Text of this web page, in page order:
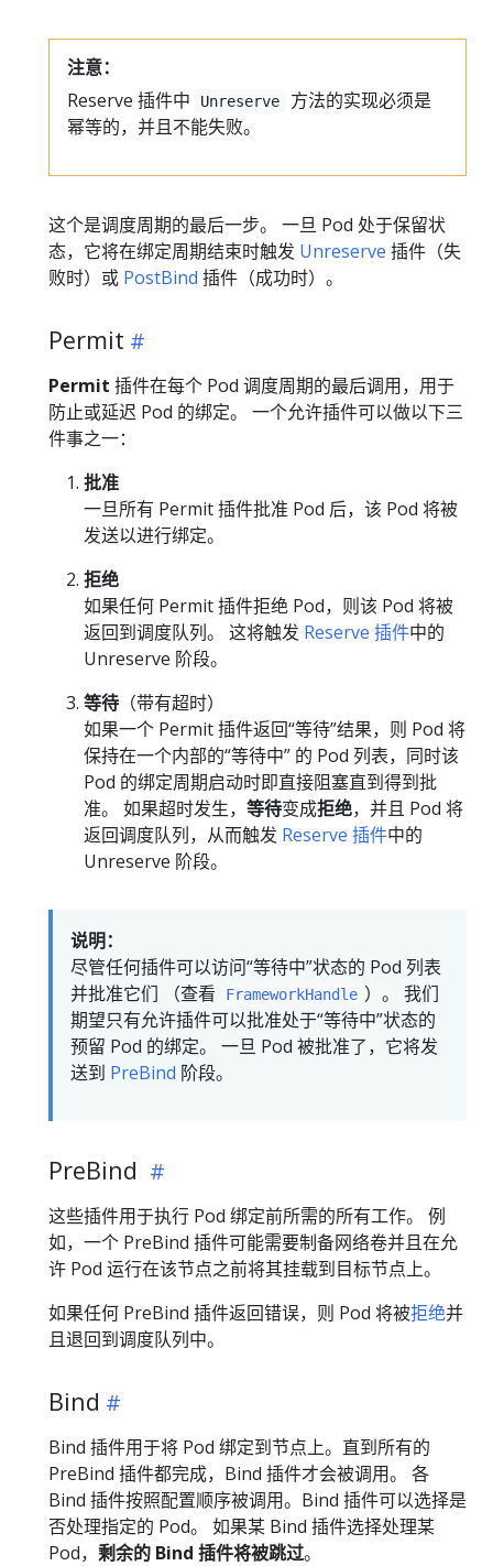
注意：
Reserve 插件中
Unreserve
方法的实现必须是
幂等的，并且不能失败。
这个是调度周期的最后一步。 一旦 Pod 处于保留状
态，它将在绑定周期结束时触发 Unreserve 插件（失
败时）或 PostBind 插件（成功时）。
Permit
Permit 插件在每个 Pod 调度周期的最后调用，用于
防止或延迟 Pod 的绑定。 一个允许插件可以做以下三
件事之一：
批准
一旦所有 Permit 插件批准 Pod 后，该 Pod 将被
发送以进行绑定。
拒绝
如果任何 Permit 插件拒绝 Pod，则该 Pod 将被
返回到调度队列。 这将触发 Reserve 插件中的
Unreserve 阶段。
等待 （带有超时）
如果一个 Permit 插件返回“等待”结果，则 Pod 将
保持在一个内部的“等待中” 的 Pod 列表，同时该
Pod 的绑定周期启动时即直接阻塞直到得到批
准。 如果超时发生， 等待变成拒绝，并且 Pod 将
返回调度队列，从而触发 Reserve 插件中的
Unreserve 阶段。
说明：
尽管任何插件可以访问“等待中”状态的 Pod 列表
并批准它们 （查看
FrameworkHandle ）。 我们
期望只有允许插件可以批准处于“等待中”状态的
预留 Pod 的绑定。 一旦 Pod 被批准了，它将发
送到 PreBind 阶段。
PreBind
这些插件用于执行 Pod 绑定前所需的所有工作。 例
如，一个 PreBind 插件可能需要制备网络卷并且在允
许 Pod 运行在该节点之前将其挂载到目标节点上。
如果任何 PreBind 插件返回错误，则 Pod 将被拒绝并
且退回到调度队列中。
Bind
Bind 插件用于将 Pod 绑定到节点上。直到所有的
PreBind 插件都完成，Bind 插件才会被调用。 各
Bind 插件按照配置顺序被调用。Bind 插件可以选择是
否处理指定的 Pod。 如果某 Bind 插件选择处理某
Pod， 剩余的 Bind 插件将被跳过。